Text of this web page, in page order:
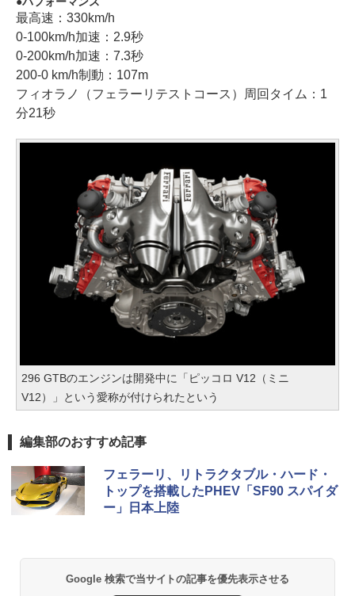
最高速：330km/h
0-100km/h加速：2.9秒
0-200km/h加速：7.3秒
200-0 km/h制動：107m
フィオラノ（フェラーリテストコース）周回タイム：1
分21秒
296 GTBのエンジンは開発中に「ピッコロ V12（ミニ
V12）」という愛称が付けられたという
編集部のおすすめ記事
フェラーリ、リトラクタブル・ハード・
トップを搭載したPHEV「SF90 スパイダ
ー」日本上陸
Google 検索で当サイトの記事を優先表示させる